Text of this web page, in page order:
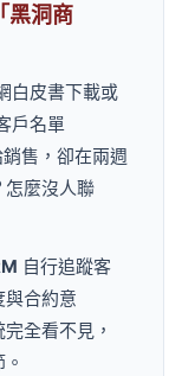
黑洞商
白皮書下載或
戶名單
售，卻在兩週
怎麼沒人聯
自行追蹤客
與合約意
全看不見，